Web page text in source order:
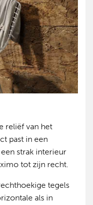
reliëf van het
past in een
strak interieur
tot zijn recht.
tegels
als in